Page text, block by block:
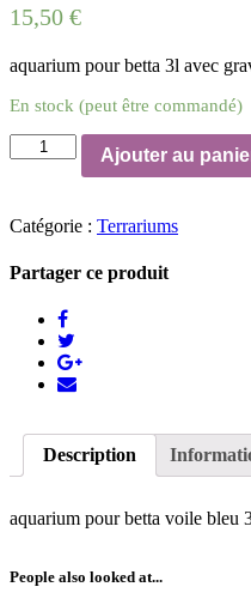
15,50 €
aquarium pour betta 3l avec
En stock (peut être commandé)
quantité
de
betta
bleu
Ajouter au
Catégorie : Terrariums
Partager ce produit
Description
aquarium pour betta voile bleu
People also looked at...